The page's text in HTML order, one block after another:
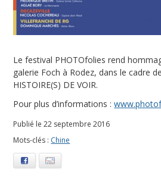
Le festival PHOTOfolies rend
galerie Foch à Rodez, dans le cadre
HISTOIRE(S) DE VOIR.
Pour plus d’informations :
Publié le 22 septembre 2016
Mots-clés : Chine
Facebook